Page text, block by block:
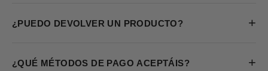
¿PUEDO DEVOLVER UN PRODUCTO? +
¿QUÉ MÉTODOS DE PAGO ACEPTÁIS? +